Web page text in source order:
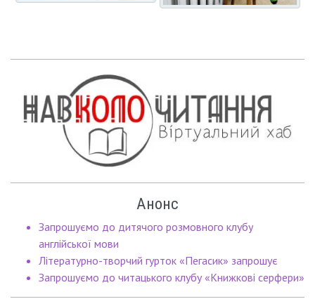
Анонс
Запрошуємо до дитячого розмовного клубу
англійської мови
Літературно-творчий гурток «Пегасик» запрошує
Запрошуємо до читацького клубу «Книжкові серфери»